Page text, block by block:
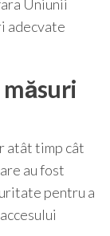
Uniunii
adecvate
atât timp cât
au fost
pentru a